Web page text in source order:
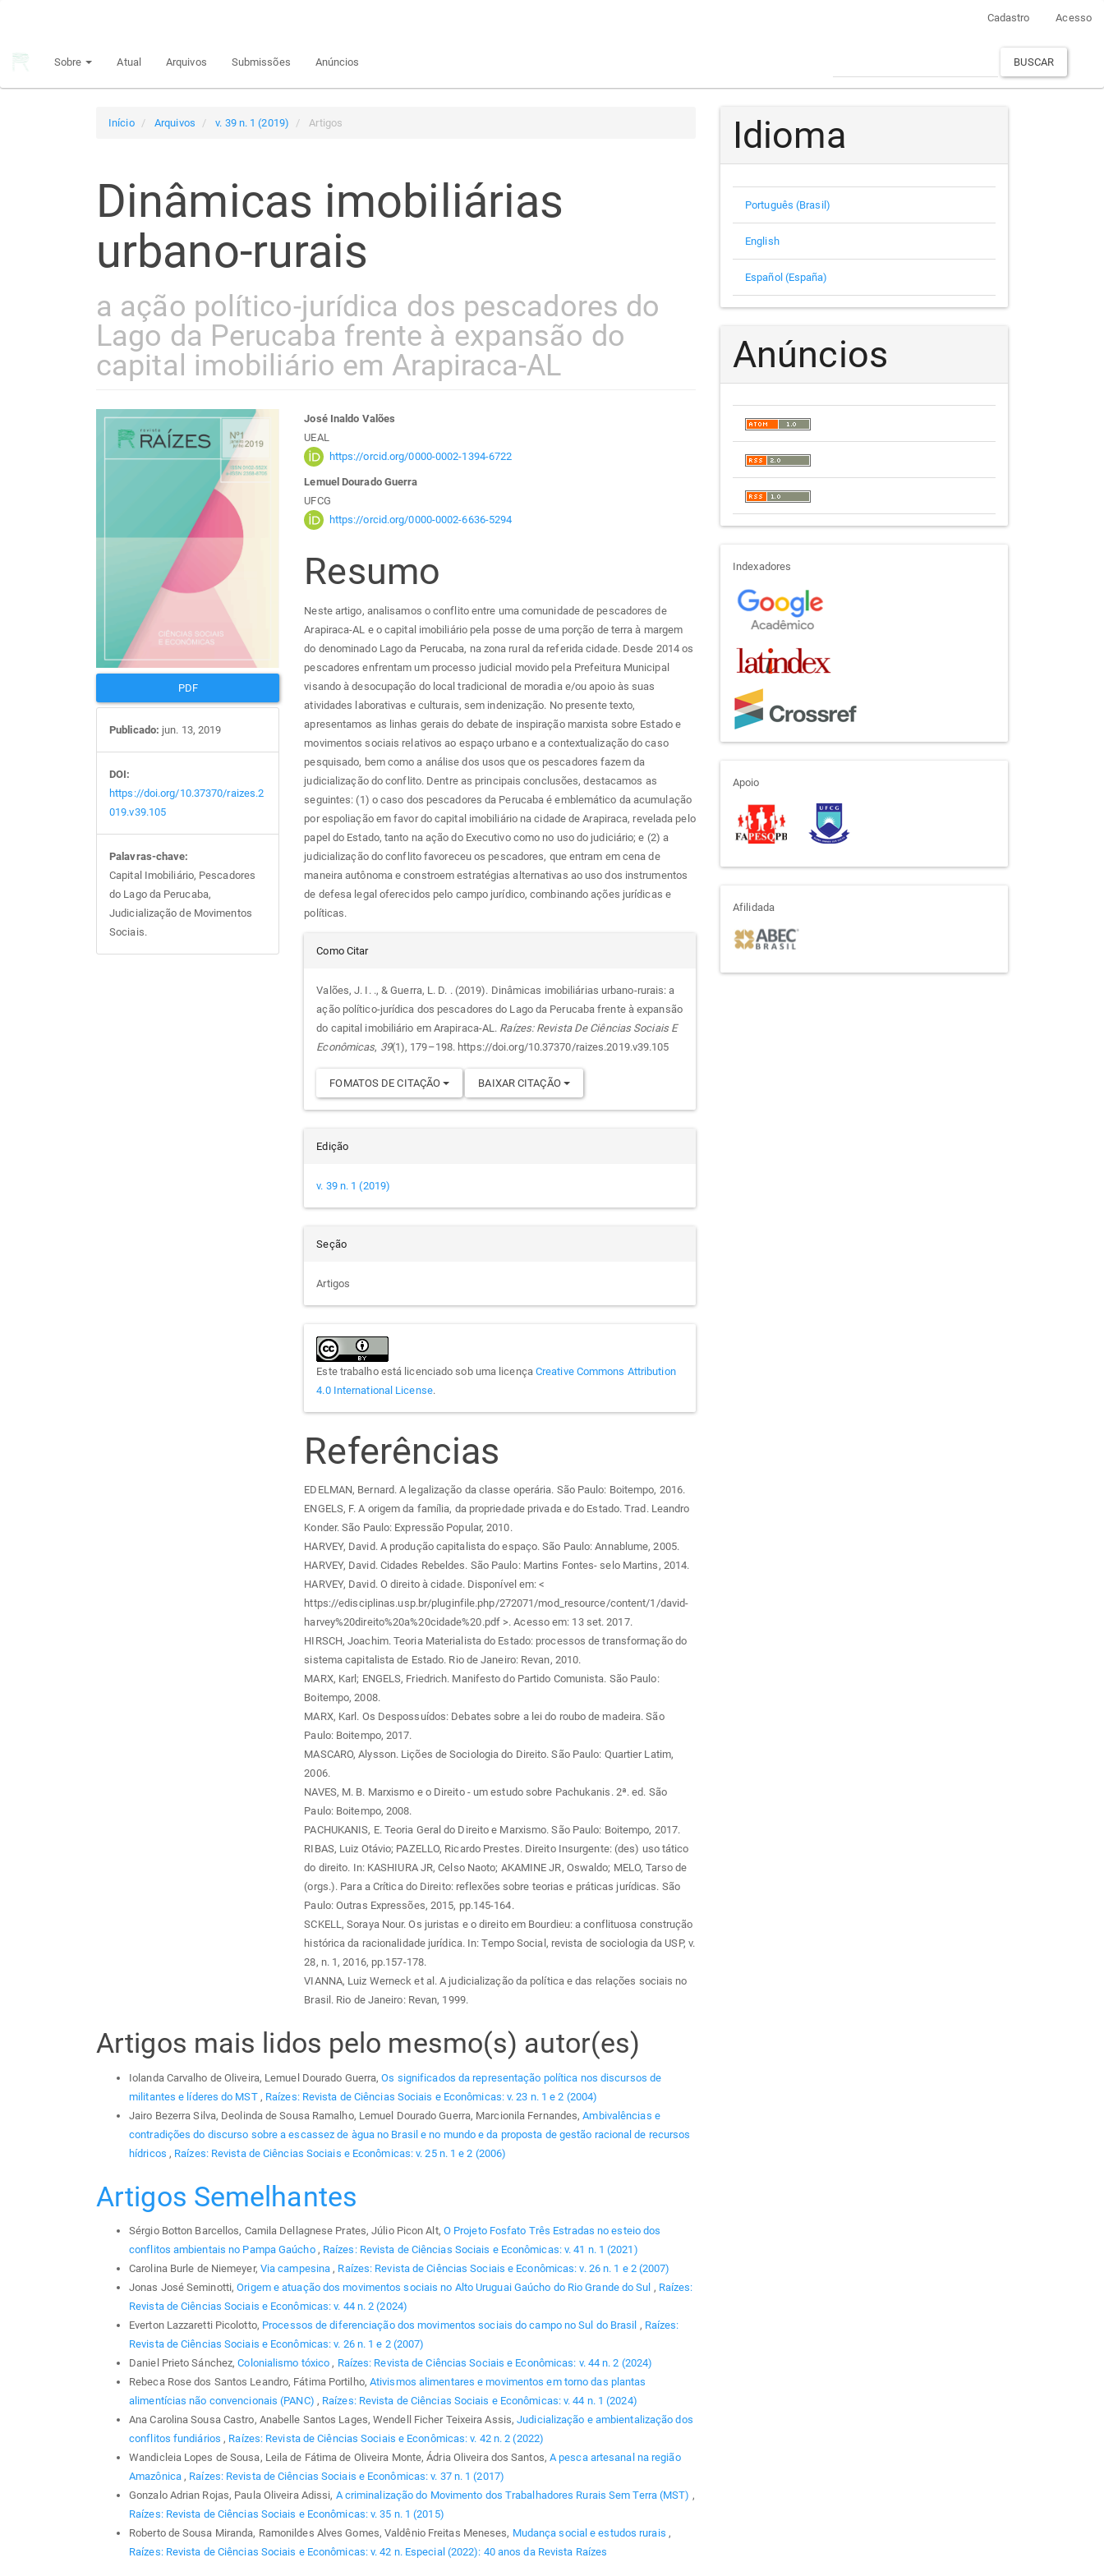
principal
Cadastro Acesso
Sobre Atual Arquivos Submissões Anúncios BUSCAR
Início Arquivos v. 39 n. 1 (2019) Artigos
Dinâmicas imobiliárias
urbano-rurais
a ação político-jurídica dos pescadores do
Lago da Perucaba frente à expansão do
capital imobiliário em Arapiraca-AL
Barra
lateral
artigos
PDF
Publicado: jun. 13, 2019
DOI:
https://doi.org/10.37370/raizes.2
019.v39.105
Palavras-chave:
Capital Imobiliário, Pescadores
do Lago da Perucaba,
Judicialização de Movimentos
Sociais.
Conteúdo
do
artigo
principal
José Inaldo Valões
UEAL
https://orcid.org/0000-0002-1394-6722
Lemuel Dourado Guerra
UFCG
https://orcid.org/0000-0002-6636-5294
Resumo
Neste artigo, analisamos o conflito entre uma comunidade de pescadores de
Arapiraca-AL e o capital imobiliário pela posse de uma porção de terra à margem
do denominado Lago da Perucaba, na zona rural da referida cidade. Desde 2014 os
pescadores enfrentam um processo judicial movido pela Prefeitura Municipal
visando à desocupação do local tradicional de moradia e/ou apoio às suas
atividades laborativas e culturais, sem indenização. No presente texto,
apresentamos as linhas gerais do debate de inspiração marxista sobre Estado e
movimentos sociais relativos ao espaço urbano e a contextualização do caso
pesquisado, bem como a análise dos usos que os pescadores fazem da
judicialização do conflito. Dentre as principais conclusões, destacamos as
seguintes: (1) o caso dos pescadores da Perucaba é emblemático da acumulação
por espoliação em favor do capital imobiliário na cidade de Arapiraca, revelada pelo
papel do Estado, tanto na ação do Executivo como no uso do judiciário; e (2) a
judicialização do conflito favoreceu os pescadores, que entram em cena de
maneira autônoma e constroem estratégias alternativas ao uso dos instrumentos
de defesa legal oferecidos pelo campo jurídico, combinando ações jurídicas e
políticas.
Detalhes
do
artigo
Como Citar
Valões, J. I. ., & Guerra, L. D. . (2019). Dinâmicas imobiliárias urbano-rurais: a
ação político-jurídica dos pescadores do Lago da Perucaba frente à expansão
do capital imobiliário em Arapiraca-AL. Raízes: Revista De Ciências Sociais E
Econômicas, 39(1), 179–198. https://doi.org/10.37370/raizes.2019.v39.105
FOMATOS DE CITAÇÃO BAIXAR CITAÇÃO
Edição
v. 39 n. 1 (2019)
Seção
Artigos
Este trabalho está licenciado sob uma licença Creative Commons Attribution
4.0 International License.
Referências
EDELMAN, Bernard. A legalização da classe operária. São Paulo: Boitempo, 2016.
ENGELS, F. A origem da família, da propriedade privada e do Estado. Trad. Leandro
Konder. São Paulo: Expressão Popular, 2010.
HARVEY, David. A produção capitalista do espaço. São Paulo: Annablume, 2005.
HARVEY, David. Cidades Rebeldes. São Paulo: Martins Fontes- selo Martins, 2014.
HARVEY, David. O direito à cidade. Disponível em: <
https://edisciplinas.usp.br/pluginfile.php/272071/mod_resource/content/1/david-
harvey%20direito%20a%20cidade%20.pdf >. Acesso em: 13 set. 2017.
HIRSCH, Joachim. Teoria Materialista do Estado: processos de transformação do
sistema capitalista de Estado. Rio de Janeiro: Revan, 2010.
MARX, Karl; ENGELS, Friedrich. Manifesto do Partido Comunista. São Paulo:
Boitempo, 2008.
MARX, Karl. Os Despossuídos: Debates sobre a lei do roubo de madeira. São
Paulo: Boitempo, 2017.
MASCARO, Alysson. Lições de Sociologia do Direito. São Paulo: Quartier Latim,
2006.
NAVES, M. B. Marxismo e o Direito - um estudo sobre Pachukanis. 2ª. ed. São
Paulo: Boitempo, 2008.
PACHUKANIS, E. Teoria Geral do Direito e Marxismo. São Paulo: Boitempo, 2017.
RIBAS, Luiz Otávio; PAZELLO, Ricardo Prestes. Direito Insurgente: (des) uso tático
do direito. In: KASHIURA JR, Celso Naoto; AKAMINE JR, Oswaldo; MELO, Tarso de
(orgs.). Para a Crítica do Direito: reflexões sobre teorias e práticas jurídicas. São
Paulo: Outras Expressões, 2015, pp.145-164.
SCKELL, Soraya Nour. Os juristas e o direito em Bourdieu: a conflituosa construção
histórica da racionalidade jurídica. In: Tempo Social, revista de sociologia da USP, v.
28, n. 1, 2016, pp.157-178.
VIANNA, Luiz Werneck et al. A judicialização da política e das relações sociais no
Brasil. Rio de Janeiro: Revan, 1999.
Artigos mais lidos pelo mesmo(s) autor(es)
Iolanda Carvalho de Oliveira, Lemuel Dourado Guerra,Os significados da representação política nos discursos de
militantes e líderes do MST , Raízes: Revista de Ciências Sociais e Econômicas: v. 23 n. 1 e 2 (2004)
Jairo Bezerra Silva, Deolinda de Sousa Ramalho, Lemuel Dourado Guerra, Marcionila Fernandes,Ambivalências e
contradições do discurso sobre a escassez de àgua no Brasil e no mundo e da proposta de gestão racional de recursos
hídricos , Raízes: Revista de Ciências Sociais e Econômicas: v. 25 n. 1 e 2 (2006)
Artigos Semelhantes
Sérgio Botton Barcellos, Camila Dellagnese Prates, Júlio Picon Alt, O Projeto Fosfato Três Estradas no esteio dos
conflitos ambientais no Pampa Gaúcho , Raízes: Revista de Ciências Sociais e Econômicas: v. 41 n. 1 (2021)
Carolina Burle de Niemeyer, Via campesina, Raízes: Revista de Ciências Sociais e Econômicas: v. 26 n. 1 e 2 (2007)
Jonas José Seminotti,Origem e atuação dos movimentos sociais no Alto Uruguai Gaúcho do Rio Grande do Sul , Raízes:
Revista de Ciências Sociais e Econômicas: v. 44 n. 2 (2024)
Everton Lazzaretti Picolotto, Processos de diferenciação dos movimentos sociais do campo no Sul do Brasil , Raízes:
Revista de Ciências Sociais e Econômicas: v. 26 n. 1 e 2 (2007)
Daniel Prieto Sánchez,Colonialismo tóxico, Raízes: Revista de Ciências Sociais e Econômicas: v. 44 n. 2 (2024)
Rebeca Rose dos Santos Leandro, Fátima Portilho, Ativismos alimentares e movimentos em torno das plantas
alimentícias não convencionais (PANC) , Raízes: Revista de Ciências Sociais e Econômicas: v. 44 n. 1 (2024)
Ana Carolina Sousa Castro, Anabelle Santos Lages, Wendell Ficher Teixeira Assis,Judicialização e ambientalização dos
conflitos fundiários, Raízes: Revista de Ciências Sociais e Econômicas: v. 42 n. 2 (2022)
Wandicleia Lopes de Sousa, Leila de Fátima de Oliveira Monte, Ádria Oliveira dos Santos, A pesca artesanal na região
Amazônica , Raízes: Revista de Ciências Sociais e Econômicas: v. 37 n. 1 (2017)
Gonzalo Adrian Rojas, Paula Oliveira Adissi, A criminalização do Movimento dos Trabalhadores Rurais Sem Terra (MST) ,
Raízes: Revista de Ciências Sociais e Econômicas: v. 35 n. 1 (2015)
Roberto de Sousa Miranda, Ramonildes Alves Gomes, Valdênio Freitas Meneses, Mudança social e estudos rurais ,
Raízes: Revista de Ciências Sociais e Econômicas: v. 42 n. Especial (2022): 40 anos da Revista Raízes
Idioma
Português (Brasil)
English
Español (España)
Anúncios
indexadores
Indexadores
apoio
Apoio
afiliada
Afilidada